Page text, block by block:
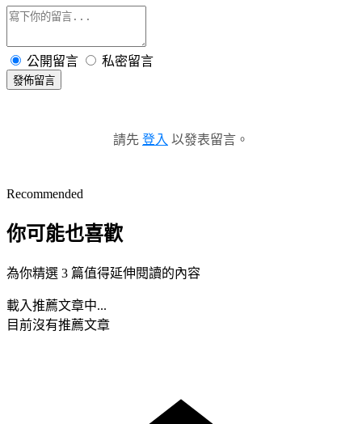
公開留言 私密留言
發佈留言
請先 登入 以發表留言。
Recommended
你可能也喜歡
為你精選 3 篇值得延伸閱讀的內容
載入推薦文章中...
目前沒有推薦文章